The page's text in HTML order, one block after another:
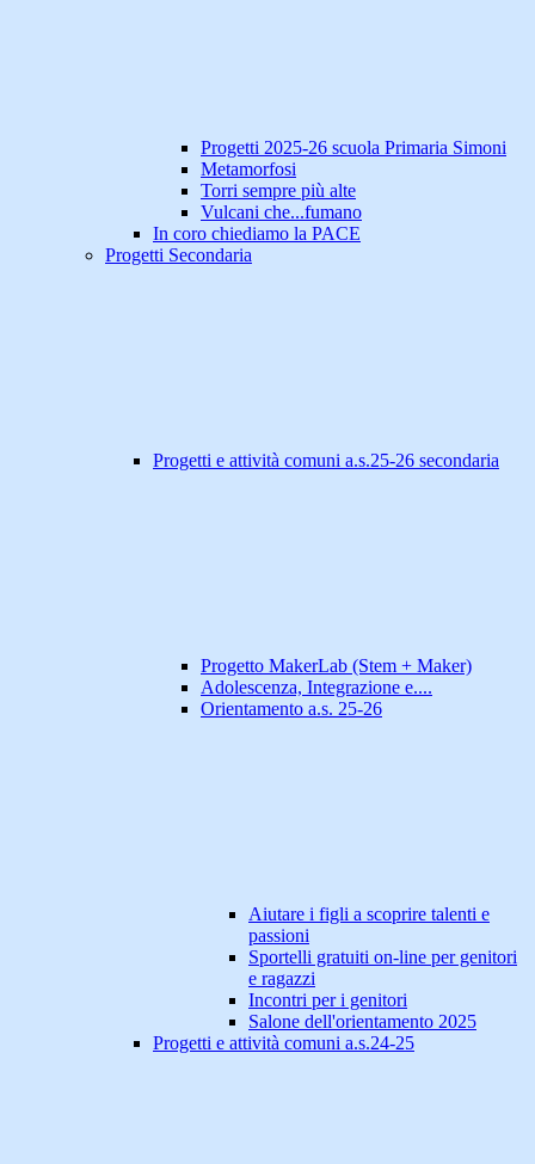
Progetti 2025-26 scuola Primaria Simoni
Metamorfosi
Torri sempre più alte
Vulcani che...fumano
In coro chiediamo la PACE
Progetti Secondaria
Progetti e attività comuni a.s.25-26 secondaria
Progetto MakerLab (Stem + Maker)
Adolescenza, Integrazione e....
Orientamento a.s. 25-26
Aiutare i figli a scoprire talenti e
passioni
Sportelli gratuiti on-line per genitori
e ragazzi
Incontri per i genitori
Salone dell'orientamento 2025
Progetti e attività comuni a.s.24-25